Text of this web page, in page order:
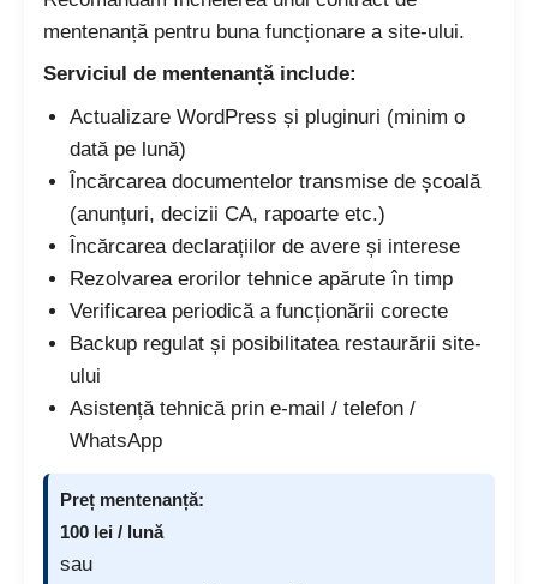
mentenanță pentru buna funcționare a site-ului.
Serviciul de mentenanță include:
Actualizare WordPress și pluginuri (minim o
dată pe lună)
Încărcarea documentelor transmise de școală
(anunțuri, decizii CA, rapoarte etc.)
Încărcarea declarațiilor de avere și interese
Rezolvarea erorilor tehnice apărute în timp
Verificarea periodică a funcționării corecte
Backup regulat și posibilitatea restaurării site-
ului
Asistență tehnică prin e-mail / telefon /
WhatsApp
Preț mentenanță:
100 lei / lună
sau